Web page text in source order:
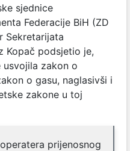
sjednice
Federacije BiH (ZD
Sekretarijata
Kopač podsjetio je,
usvojila zakon o
o gasu, naglasivši i
zakone u toj
prijenosnog